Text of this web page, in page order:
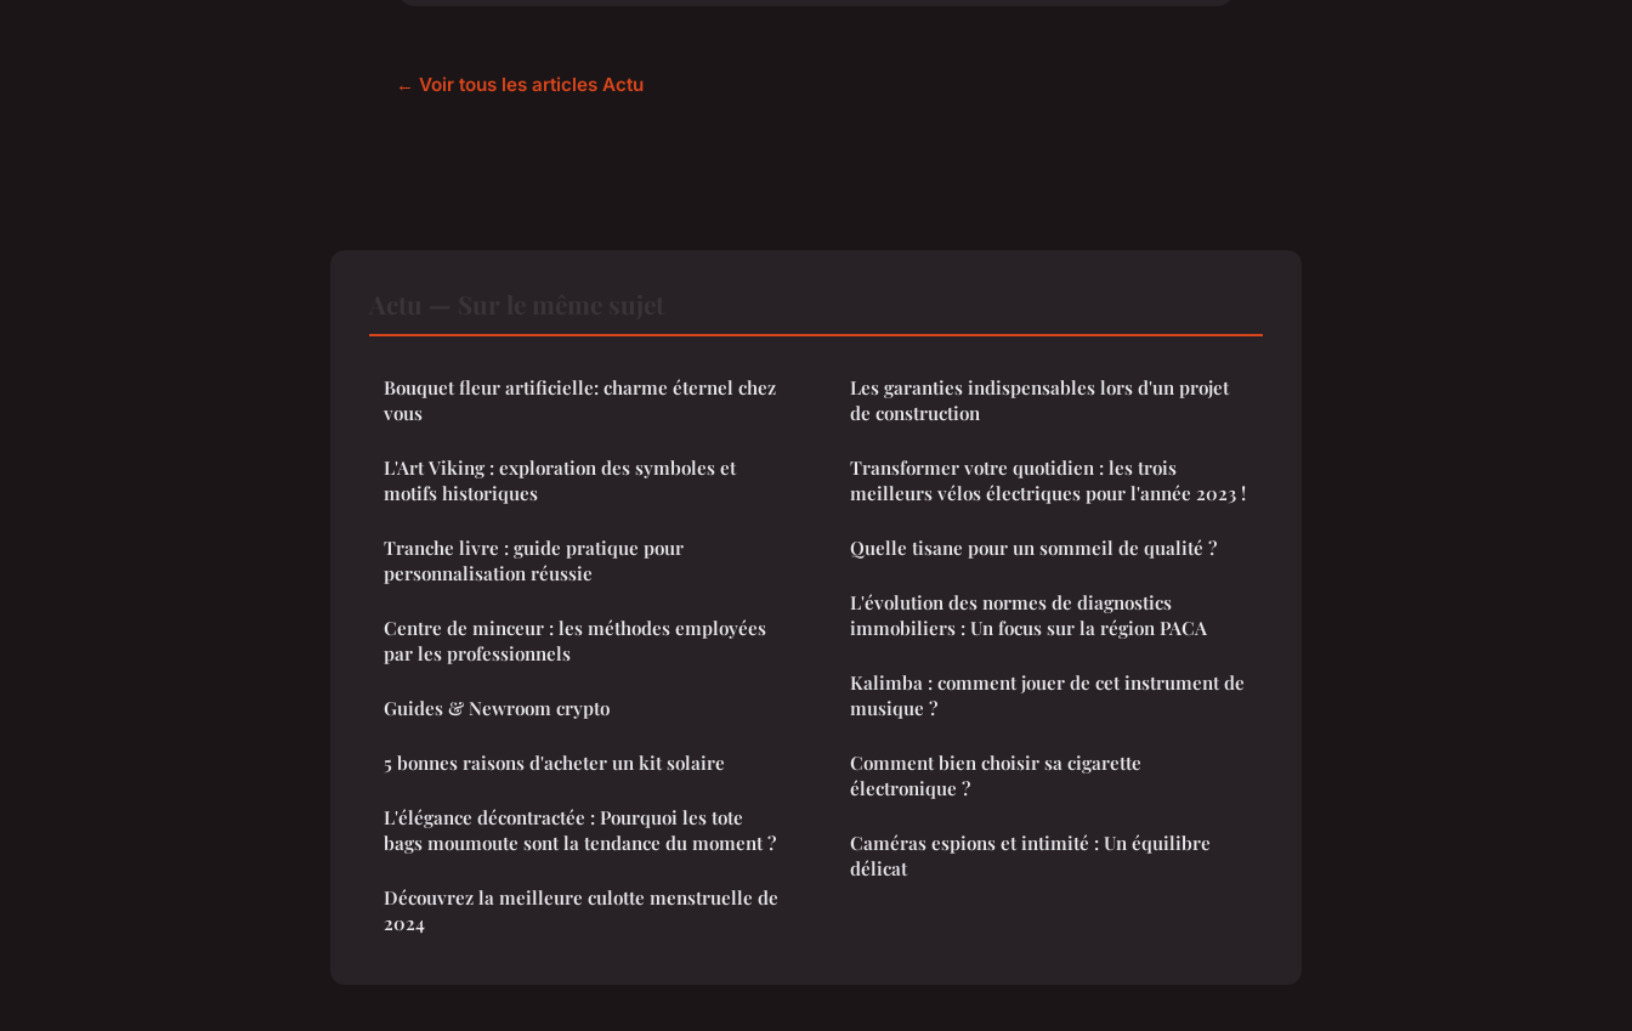
← Voir tous les articles Actu
Bouquet fleur artificielle: charme éternel chez
vous
L'Art Viking : exploration des symboles et
motifs historiques
Tranche livre : guide pratique pour
personnalisation réussie
Centre de minceur : les méthodes employées
par les professionnels
Guides & Newroom crypto
5 bonnes raisons d'acheter un kit solaire
L'élégance décontractée : Pourquoi les tote
bags moumoute sont la tendance du moment ?
Découvrez la meilleure culotte menstruelle de
2024
Les garanties indispensables lors d'un projet
de construction
Transformer votre quotidien : les trois
meilleurs vélos électriques pour l'année 2023 !
Quelle tisane pour un sommeil de qualité ?
L'évolution des normes de diagnostics
immobiliers : Un focus sur la région PACA
Kalimba : comment jouer de cet instrument de
musique ?
Comment bien choisir sa cigarette
électronique ?
Caméras espions et intimité : Un équilibre
délicat